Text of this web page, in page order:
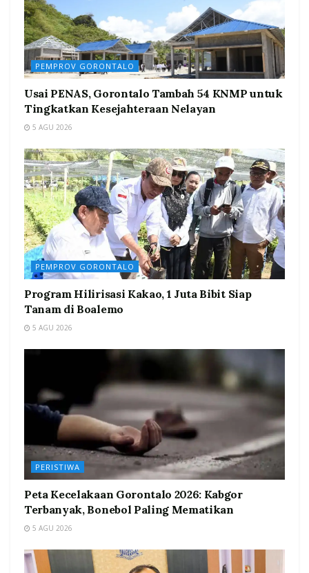
PEMPROV GORONTALO
Usai PENAS, Gorontalo Tambah 54 KNMP untuk
Tingkatkan Kesejahteraan Nelayan
5 AGU 2026
PEMPROV GORONTALO
Program Hilirisasi Kakao, 1 Juta Bibit Siap
Tanam di Boalemo
5 AGU 2026
PERISTIWA
Peta Kecelakaan Gorontalo 2026: Kabgor
Terbanyak, Bonebol Paling Mematikan
5 AGU 2026